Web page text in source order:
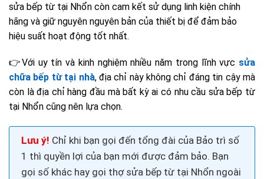
sửa bếp từ tại Nhổn còn cam kết sử dụng linh kiện chính
hãng và giữ nguyên nguyên bản của thiết bị để đảm bảo
hiệu suất hoạt động tốt nhất.
👉Với uy tín và kinh nghiệm nhiều năm trong lĩnh vực sửa
chữa bếp từ tại nhà, địa chỉ này không chỉ đáng tin cậy mà
còn là địa chỉ hàng đầu mà bất kỳ ai có nhu cầu sửa bếp từ
tại Nhổn cũng nên lựa chọn.
Lưu ý! Chỉ khi bạn gọi đến tổng đài của Bảo trì số
1 thì quyền lợi của bạn mới được đảm bảo. Bạn
gọi số khác hay gọi thợ sửa bếp từ tại Nhổn ngoài